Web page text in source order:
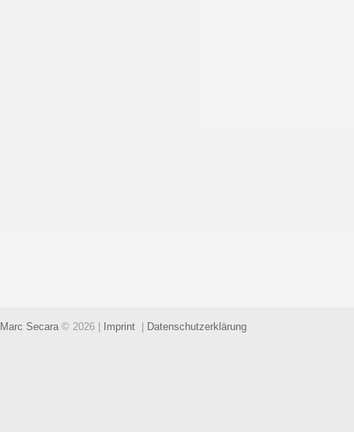
Marc Secara © 2026 Imprint Datenschutzerklärung